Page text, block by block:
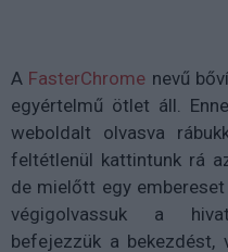
A FasterChrome nevű
egyértelmű ötlet áll.
weboldalt olvasva
feltétlenül kattintunk rá
de mielőtt egy
végigolvassuk a
befejezzük a bekezdést,